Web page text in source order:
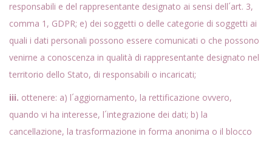
responsabili e del rappresentante designato ai sensi dell´art. 3,
comma 1, GDPR; e) dei soggetti o delle categorie di soggetti ai
quali i dati personali possono essere comunicati o che possono
venirne a conoscenza in qualità di rappresentante designato nel
territorio dello Stato, di responsabili o incaricati;
iii. ottenere: a) l´aggiornamento, la rettificazione ovvero,
quando vi ha interesse, l´integrazione dei dati; b) la
cancellazione, la trasformazione in forma anonima o il blocco